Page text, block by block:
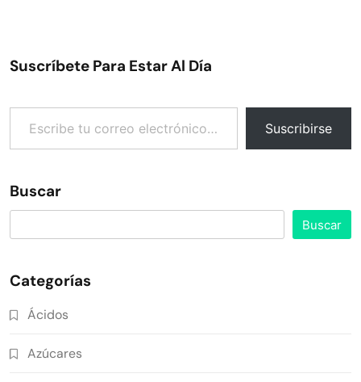
Suscríbete Para Estar Al Día
Escribe tu correo electrónico…
Suscribirse
Buscar
Buscar
Categorías
Ácidos
Azúcares